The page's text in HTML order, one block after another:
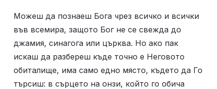
Можеш да познаеш Бога чрез всичко и всички
във всемира, защото Бог не се свежда до
джамия, синагога или църква. Но ако пак
искаш да разбереш къде точно е Неговото
обиталище, има само едно място, където да Го
търсиш: в сърцето на онзи, който го обича